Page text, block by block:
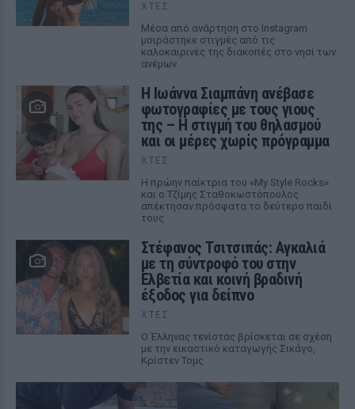
ΧΤΕΣ
Μέσα από ανάρτηση στο Instagram
μοιράστηκε στιγμές από τις
καλοκαιρινές της διακοπές στο νησί των
ανέμων
H Ιωάννα Σιαμπάνη ανέβασε
φωτογραφίες με τους γιους
της – Η στιγμή του θηλασμού
και οι μέρες χωρίς πρόγραμμα
ΧΤΕΣ
Η πρώην παίκτρια του «My Style Rocks»
και ο Τζίμης Σταθοκωστόπουλος
απέκτησαν πρόσφατα το δεύτερο παιδί
τους
Στέφανος Τσιτσιπάς: Αγκαλιά
με τη σύντροφό του στην
Ελβετία και κοινή βραδινή
έξοδος για δείπνο
ΧΤΕΣ
Ο Έλληνας τενίστας βρίσκεται σε σχέση
με την εικαστικό καταγωγής Σικάγο,
Κρίστεν Τομς